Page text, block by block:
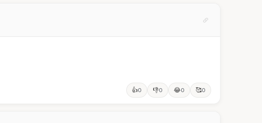
👍0 👎0 😂0 🥰0